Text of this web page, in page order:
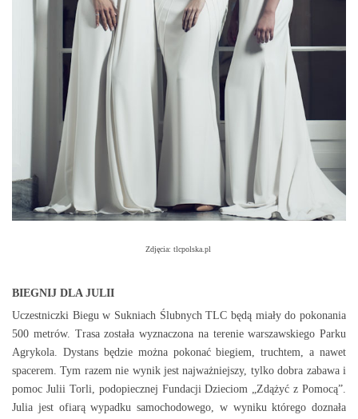
Zdjęcia: tlcpolska.pl
BIEGNIJ DLA JULII
Uczestniczki Biegu w Sukniach Ślubnych TLC będą miały do pokonania
500 metrów. Trasa została wyznaczona na terenie warszawskiego Parku
Agrykola. Dystans będzie można pokonać biegiem, truchtem, a nawet
spacerem. Tym razem nie wynik jest najważniejszy, tylko dobra zabawa i
pomoc Julii Torli, podopiecznej Fundacji Dzieciom „Zdążyć z Pomocą”.
Julia jest ofiarą wypadku samochodowego, w wyniku którego doznała